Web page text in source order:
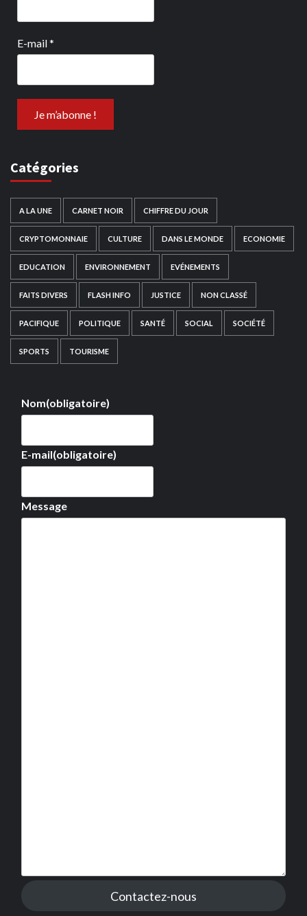
E-mail*
Catégories
A LA UNE CARNET NOIR CHIFFRE DU JOUR
CRYPTOMONNAIE CULTURE DANS LE MONDE ECONOMIE
EDUCATION ENVIRONNEMENT EVÉNEMENTS
FAITS DIVERS FLASH INFO JUSTICE NON CLASSÉ
PACIFIQUE POLITIQUE SANTÉ SOCIAL SOCIÉTÉ
SPORTS TOURISME
Nom(obligatoire)
E-mail(obligatoire)
Message
Contactez-nous